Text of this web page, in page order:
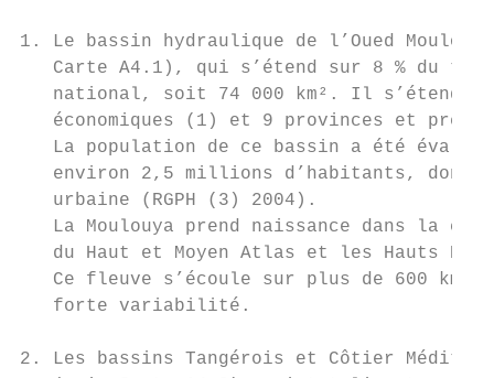
1. Le bassin hydraulique de l’Oued
Carte A4.1), qui s’étend sur 8 % du
national, soit 74 000 km². Il s’étend
économiques (1) et 9 provinces et
La population de ce bassin a été
environ 2,5 millions d’habitants, dont
urbaine (RGPH (3) 2004).
La Moulouya prend naissance dans la
du Haut et Moyen Atlas et les Hauts
Ce fleuve s’écoule sur plus de 600 km,
forte variabilité.
2. Les bassins Tangérois et Côtier